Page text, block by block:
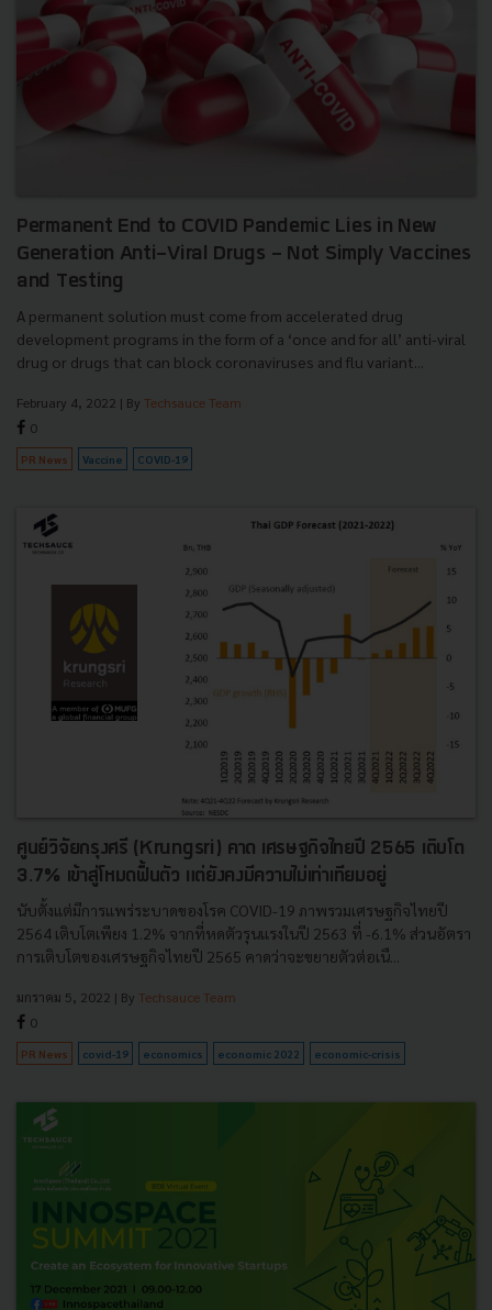
Permanent End to COVID Pandemic Lies in New
Generation Anti-Viral Drugs - Not Simply Vaccines
and Testing
A permanent solution must come from accelerated drug
development programs in the form of a ‘once and for all’ anti-viral
drug or drugs that can block coronaviruses and flu variant...
February 4, 2022 | By Techsauce Team
0
PR News Vaccine COVID-19
ศูนย์วิจัยกรุงศรี (Krungsri) คาด เศรษฐกิจไทยปี 2565 เติบโต
3.7% เข้าสู่โหมดฟื้นตัว แต่ยังคงมีความไม่เท่าเทียมอยู่
นับตั้งแต่มีการแพร่ระบาดของโรค COVID-19 ภาพรวมเศรษฐกิจไทยปี
2564 เติบโตเพียง 1.2% จากที่หดตัวรุนแรงในปี 2563 ที่ -6.1% ส่วนอัตรา
การเติบโตของเศรษฐกิจไทยปี 2565 คาดว่าจะขยายตัวต่อเนื...
มกราคม 5, 2022 | By Techsauce Team
0
PR News covid-19 economics economic 2022 economic-crisis